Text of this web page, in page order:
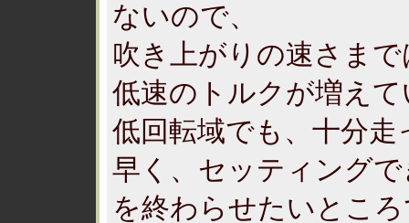
ないので、
吹き上がりの速さま
低速のトルクが増え
低回転域でも、十分
早く、セッティング
を終わらせたいとこ